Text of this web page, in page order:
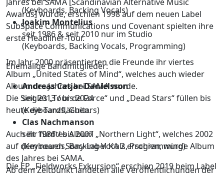
Awards] wurde, erschien 1998 auf dem neuen Label
SubSpace Communications und Covenant spielten ihre
erste Headliner-Tour.
Im Jahr 2000 präsentierten die Freunde ihr viertes
Album „United States of Mind“, welches auch wieder
Album des Jahres bei SAMA wurde.
Die Singles „Tour de Force“ und „Dead Stars“ füllen bis
heute die Tanzflächen.
Auch ihr fünftes Album „Northern Light“, welches 2002
auf dem neuen Sony-Label KA 2 erschien, wurde Album
des Jahres bei SAMA.
Ab dem Zeitpunkt landeten alle Veröffentlichungen der
(Keyboards, Backing Vocals)
Joakim Montelius
seit 1986 & seit 2010 nur im Studio
(Keyboards, Backing Vocals, Programming)
Ehemalige Bandmitglieder:
Andreas Catjar-Danielsson
seit 2013 / bis 2024
(Keyboards, Guitars)
Clas Nachmanson
seit 1986 / bis 2007
(Keyboards, Backing Vocals, Programming)
Die EP „Fieldworks Exkursion“ erschien 2019 beim Label